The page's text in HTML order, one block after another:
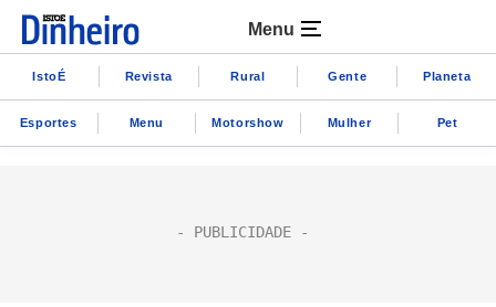
Menu
IstoÉ Revista Rural Gente Planeta
Esportes Menu Motorshow Mulher Pet